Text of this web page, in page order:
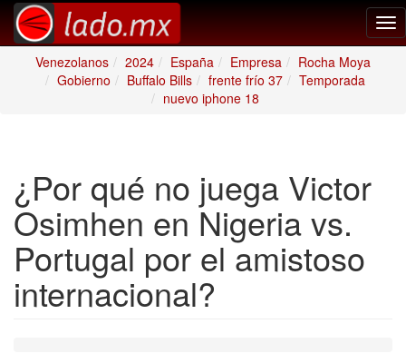
Venezolanos
2024 España Empresa
Rocha Moya
Gobierno
Buffalo Bills frente frío 37
Temporada
nuevo iphone 18
¿Por qué no juega Victor
Osimhen en Nigeria vs.
Portugal por el amistoso
internacional?